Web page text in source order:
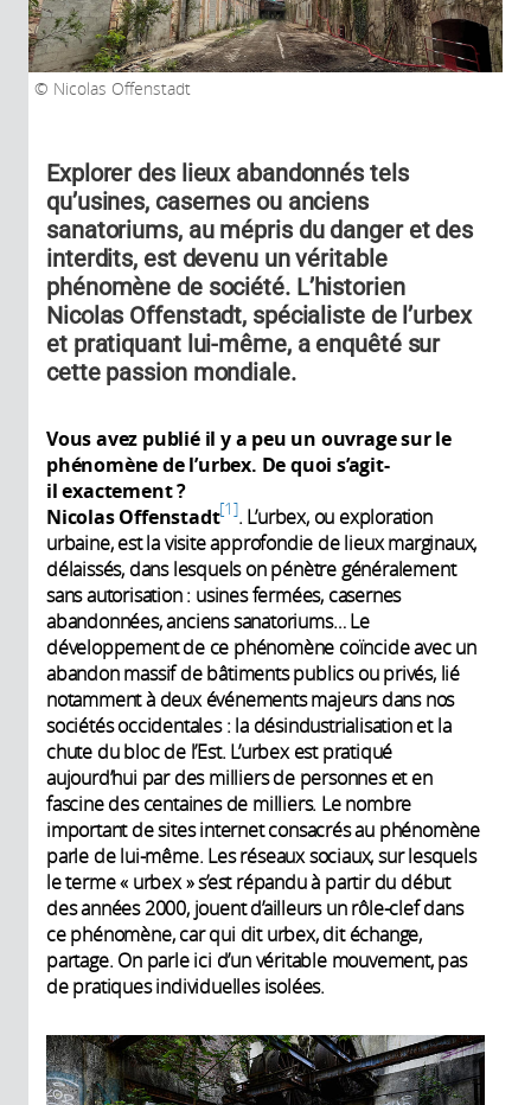
Nicolas Offenstadt
Explorer des lieux abandonnés tels
qu’usines, casernes ou anciens
sanatoriums, au mépris du danger et des
interdits, est devenu un véritable
phénomène de société. L’historien
Nicolas Offenstadt, spécialiste de l’urbex
et pratiquant lui-même, a enquêté sur
cette passion mondiale.
Vous avez publié il y a peu un ouvrage sur le
phénomène de l’urbex. De quoi s’agit-
il exactement ?
Nicolas Offenstadt 1 . L’urbex, ou exploration
urbaine, est la visite approfondie de lieux marginaux,
délaissés, dans lesquels on pénètre généralement
sans autorisation : usines fermées, casernes
abandonnées, anciens sanatoriums… Le
développement de ce phénomène coïncide avec un
abandon massif de bâtiments publics ou privés, lié
notamment à deux événements majeurs dans nos
sociétés occidentales : la désindustrialisation et la
chute du bloc de l’Est. L’urbex est pratiqué
aujourd’hui par des milliers de personnes et en
fascine des centaines de milliers. Le nombre
important de sites internet consacrés au phénomène
parle de lui-même. Les réseaux sociaux, sur lesquels
le terme « urbex » s’est répandu à partir du début
des années 2000, jouent d’ailleurs un rôle-clef dans
ce phénomène, car qui dit urbex, dit échange,
partage. On parle ici d’un véritable mouvement, pas
de pratiques individuelles isolées.